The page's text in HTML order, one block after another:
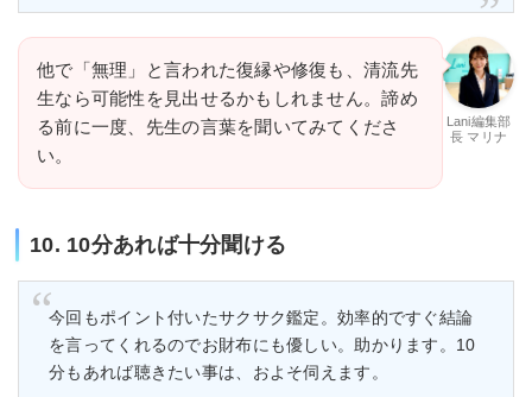
Lani編集部
長 マリナ
他で「無理」と言われた復縁や修復も、清流先
生なら可能性を見出せるかもしれません。諦め
る前に一度、先生の言葉を聞いてみてくださ
い。
10. 10分あれば十分聞ける
今回もポイント付いたサクサク鑑定。効率的ですぐ結論
を言ってくれるのでお財布にも優しい。助かります。10
分もあれば聴きたい事は、およそ伺えます。